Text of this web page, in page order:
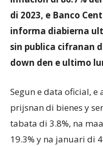
di 2023, e Banco
informa diabierna
sin publica cifranan
down den e ultimo
Segun e data oficial,
prijsnan di bienes y
tabata di 3.8%, na
19.3% y na januari di